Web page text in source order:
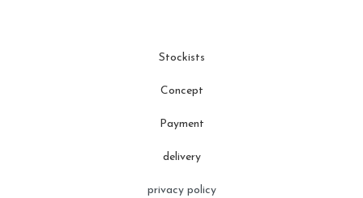
Stockists
Concept
Payment
delivery
privacy policy